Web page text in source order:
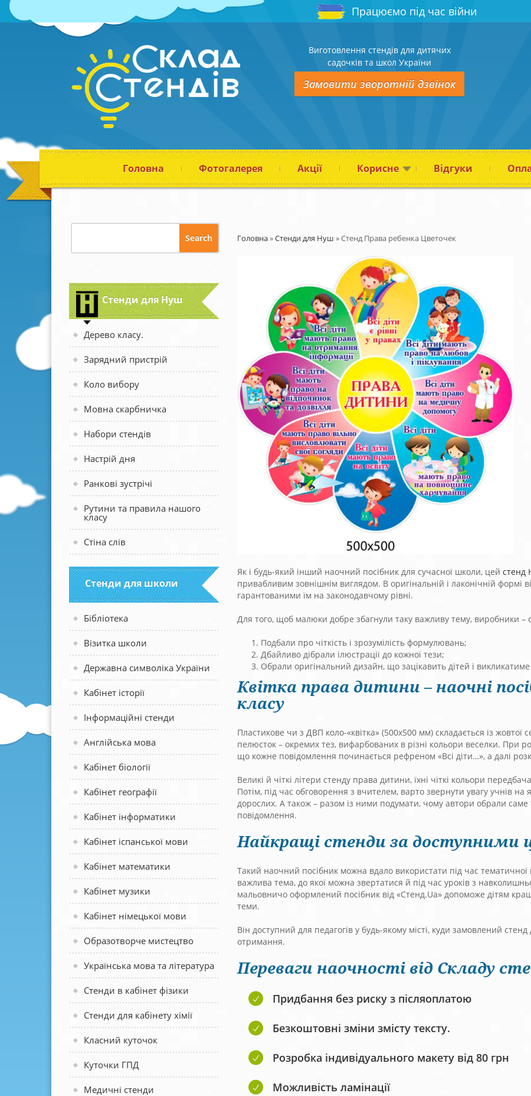
Працюємо під час війни
Виготовлення стендів для дитячих
садочків та школ України
Замовити зворотній дзвінок
Головна Фотогалерея Акції Корисне Відгуки
Стенди для Нуш
Дерево класу.
Зарядний пристрій
Коло вибору
Мовна скарбничка
Набори стендів
Настрій дня
Ранкові зустрічі
Рутини та правила нашого
класу
Стіна слів
Стенди для школи
Бібліотека
Візитка школи
Державна символіка України
Кабінет історії
Інформаційні стенди
Англійська мова
Кабінет біології
Кабінет географії
Кабінет інформатики
Кабінет іспанської мови
Кабінет математики
Кабінет музики
Кабінет німецької мови
Образотворче мистецтво
Українська мова та література
Стенди в кабінет фізики
Стенди для кабінету хімії
Класний куточок
Куточки ГПД
Медичні стенди
Головна»Стенди для Нуш »Стенд Права ребенка Цветочек
Як і будь-який інший наочний посібник для сучасної школи, цей стенд
привабливим зовнішнім виглядом. В оригінальній і лаконічній формі
гарантованими їм на законодавчому рівні.
Для того, щоб малюки добре збагнули таку важливу тему, виробники –
Подбали про чіткість і зрозумілість формулювань;
Дбайливо дібрали ілюстрації до кожної тези;
Обрали оригінальний дизайн, що зацікавить дітей і
Квітка права дитини – наочні
класу
Пластикове чи з ДВП коло-«квітка» (500х500 мм) складається із
пелюсток – окремих тез, вифарбованих в різні кольори веселки. При
що кожне повідомлення починається рефреном «Всі діти…», а далі
Великі й чіткі літери стенду права дитини, їхні чіткі кольори
Потім, під час обговорення з вчителем, варто звернути увагу учнів на
дорослих. А також – разом із ними подумати, чому автори обрали
повідомлення.
Найкращі стенди за доступними
Такий наочний посібник можна вдало використати під час тематичної
важлива тема, до якої можна звертатися й під час уроків з
мальовничо оформлений посібник від «Стенд.Ua» допоможе дітям
теми.
Він доступний для педагогів у будь-якому місті, куди замовлений
отримання.
Переваги наочності від Складу
Придбання без риску з післяоплатою
Безкоштовні зміни змісту тексту.
Розробка індивідуального макету від 80 грн
Можливість ламінації